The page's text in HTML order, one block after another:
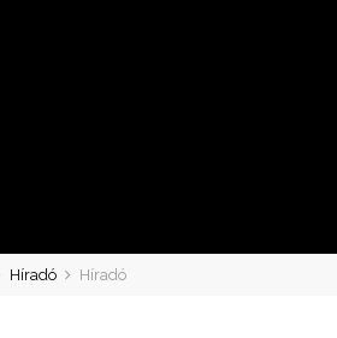
Híradó Híradó